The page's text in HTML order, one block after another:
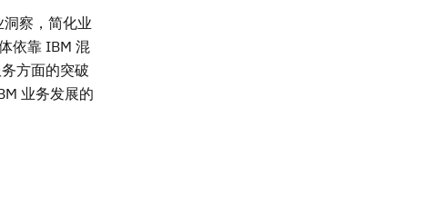
察，简化业
依靠 IBM 混
方面的突破
业务发展的